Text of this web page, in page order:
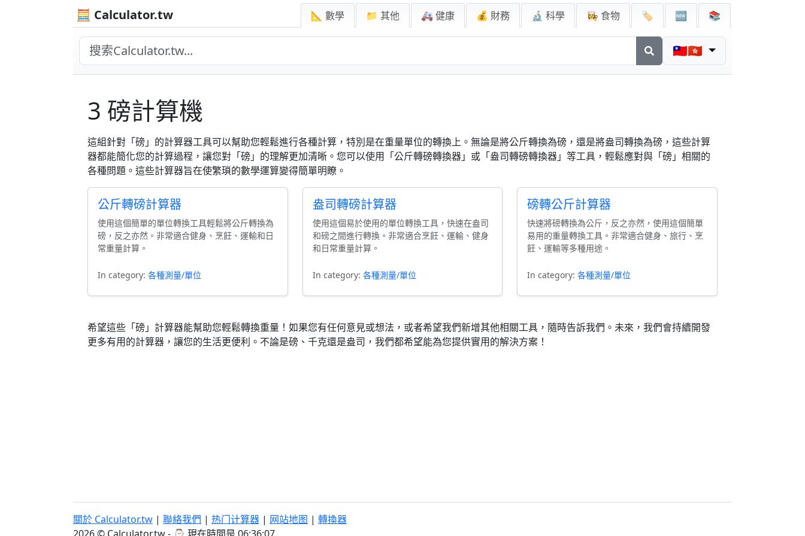
🧮 Calculator.tw 📐 數學 📁 其他 🚑 健康 💰 財務 🔬 科學 👩‍🍳 食物 🏷️ 🆕 📚
🇹🇼🇭🇰
3 磅計算機
這組針對「磅」的計算器工具可以幫助您輕鬆進行各種計算，特別是在重量單位的轉換上。無論是將公斤轉換為磅，還是將盎司轉換為磅，這些計算
器都能簡化您的計算過程，讓您對「磅」的理解更加清晰。您可以使用「公斤轉磅轉換器」或「盎司轉磅轉換器」等工具，輕鬆應對與「磅」相關的
各種問題。這些計算器旨在使繁瑣的數學運算變得簡單明瞭。
公斤轉磅計算器
使用這個簡單的單位轉換工具輕鬆將公斤轉換為
磅，反之亦然。非常適合健身、烹飪、運輸和日
常重量計算。
In category: 各種測量/單位
盎司轉磅計算器
使用這個易於使用的單位轉換工具，快速在盎司
和磅之間進行轉換。非常適合烹飪、運輸、健身
和日常重量計算。
In category: 各種測量/單位
磅轉公斤計算器
快速將磅轉換為公斤，反之亦然，使用這個簡單
易用的重量轉換工具。非常適合健身、旅行、烹
飪、運輸等多種用途。
In category:各種測量/單位
希望這些「磅」計算器能幫助您輕鬆轉換重量！如果您有任何意見或想法，或者希望我們新增其他相關工具，隨時告訴我們。未來，我們會持續開發
更多有用的計算器，讓您的生活更便利。不論是磅、千克還是盎司，我們都希望能為您提供實用的解決方案！
關於 Calculator.tw | 聯絡我們 | 热门计算器 | 网站地图 | 轉換器